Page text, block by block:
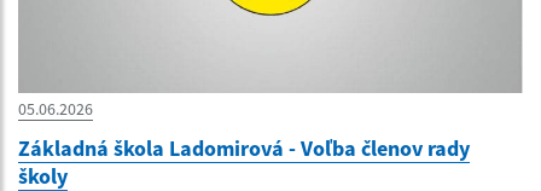
05.06.2026
Základná škola Ladomirová - Voľba členov rady
školy